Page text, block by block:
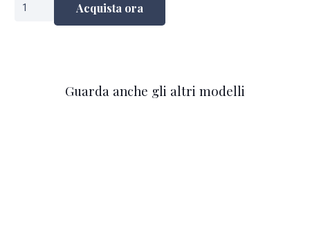
anni
Acquista ora
Guarda anche gli altri modelli